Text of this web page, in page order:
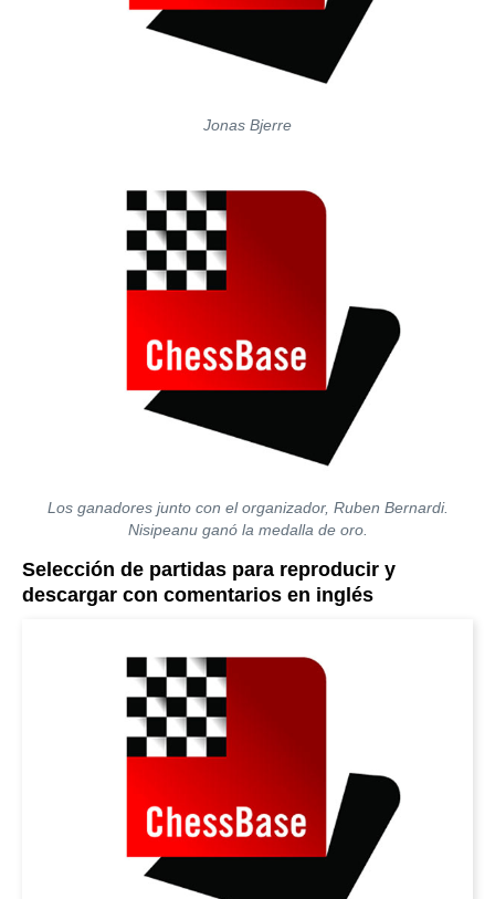
Jonas Bjerre
Los ganadores junto con el organizador, Ruben Bernardi.
Nisipeanu ganó la medalla de oro.
Selección de partidas para reproducir y
descargar con comentarios en inglés